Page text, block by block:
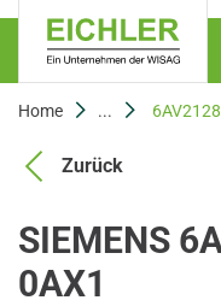
Home ...
Zurück
SIEMENS
0AX1